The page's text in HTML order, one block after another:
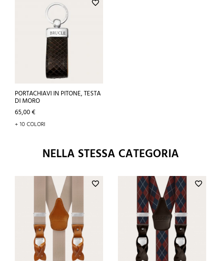
favorite_border
PORTACHIAVI IN PITONE, TESTA
DI MORO
Prezzo
65,00 €
+ 10 COLORI
NELLA STESSA CATEGORIA
favorite_border favorite_border